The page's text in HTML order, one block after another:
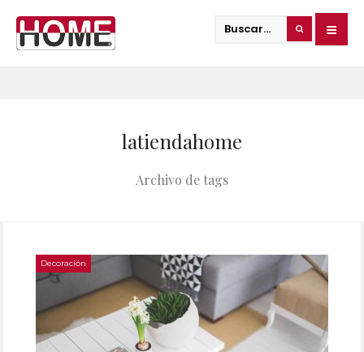
latiendahome
Archivo de tags
Decoración